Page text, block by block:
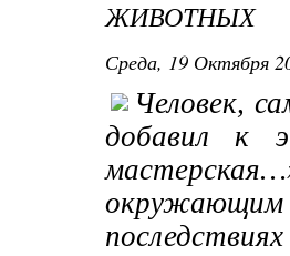
ЖИВОТНЫХ
Среда, 19 Октября
Человек,
добавил к